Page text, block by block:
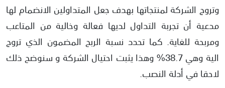
وتروج الشركة لمنتجاتها بهدف جعل المتداولين الانضمام لها
مدعية أن تجربة التداول لديها فعالة وخالية من المتاعب
ومربحة للغاية. كما تحدد نسبة الربح المضمون الذي تروج
الية وهي 38.7% وهذا يثبت احتيال الشركة و سنوضح ذلك
لاحقا في أدلة النصب.